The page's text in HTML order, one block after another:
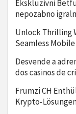
Ekskluzivni
nepozabno
Unlock Thrilling
Seamless
Desvende a
dos casinos de
Frumzi CH
Krypto-